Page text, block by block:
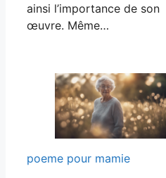
ainsi l’importance de son
œuvre. Même…
poeme pour mamie